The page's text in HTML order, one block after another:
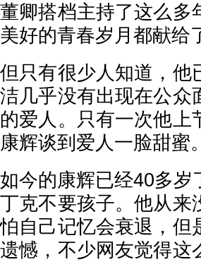
董卿搭档主持了这么多
美好的青春岁月都献给
但只有很少人知道，他
洁几乎没有出现在公众
的爱人。只有一次他上
康辉谈到爱人一脸甜蜜
如今的康辉已经40多
丁克不要孩子。他从来
怕自己记忆会衰退，但
遗憾，不少网友觉得这